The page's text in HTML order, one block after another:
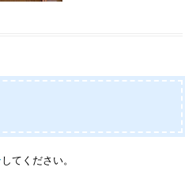
してください。